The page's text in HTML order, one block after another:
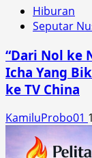
Hiburan
Seputar
“Dari Nol ke
Icha Yang
ke TV China
KamiluProbo01